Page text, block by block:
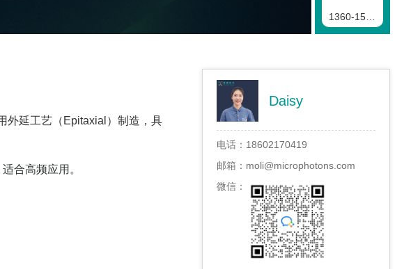
外延工艺（Epitaxial）制造，具
合高频应用。
Daisy
电话： 18602170419
邮箱： moli@microphotons.com
微信：